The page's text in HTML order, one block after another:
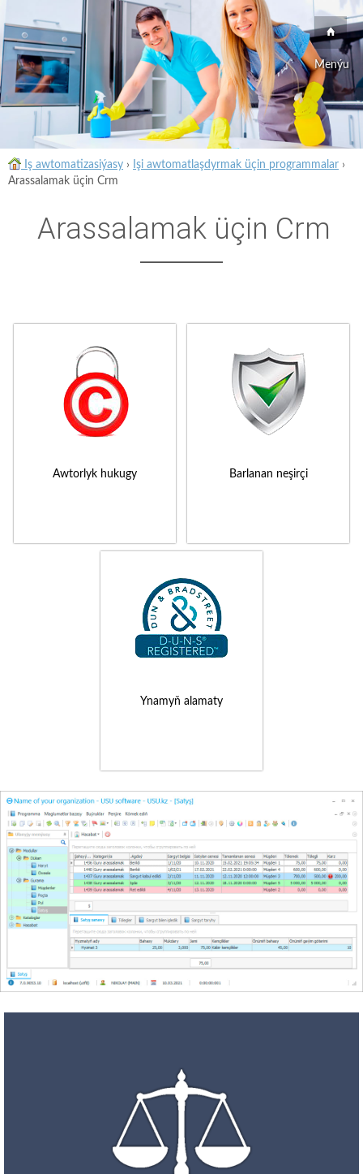
Menýu
Iş awtomatizasiýasy › Işi awtomatlaşdyrmak üçin programmalar ›
Arassalamak üçin Crm
Arassalamak üçin Crm
Awtorlyk hukugy Barlanan neşirçi
Ynamyň alamaty